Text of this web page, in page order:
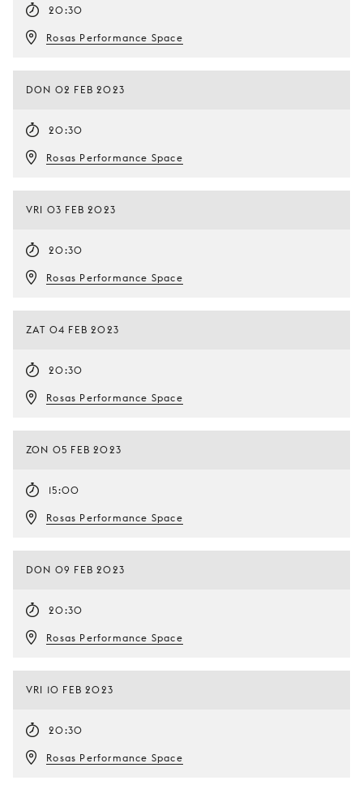
20:30
Rosas Performance Space
DON 02 FEB 2023
20:30
Rosas Performance Space
VRI 03 FEB 2023
20:30
Rosas Performance Space
ZAT 04 FEB 2023
20:30
Rosas Performance Space
ZON 05 FEB 2023
15:00
Rosas Performance Space
DON 09 FEB 2023
20:30
Rosas Performance Space
VRI 10 FEB 2023
20:30
Rosas Performance Space